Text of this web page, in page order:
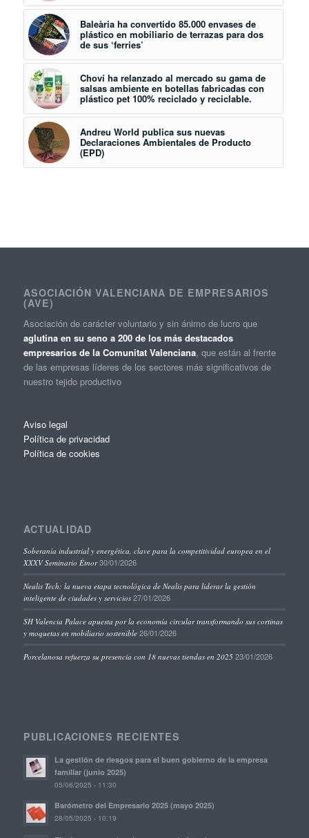
Baleària ha convertido 85.000 envases de
plástico en mobiliario de terrazas para dos
de sus ‘ferries’
Choví ha relanzado al mercado su gama de
salsas ambiente en botellas fabricadas con
plástico pet 100% reciclado y reciclable.
Andreu World publica sus nuevas
Declaraciones Ambientales de Producto
(EPD)
ASOCIACIÓN VALENCIANA DE EMPRESARIOS
(AVE)
Asociación de carácter voluntario y sin ánimo de lucro que
aglutina en su seno a 200 de los más destacados
empresarios de la Comunitat Valenciana, que están al frente
de las empresas líderes de los sectores más significativos de
nuestro tejido productivo
Aviso legal
Política de privacidad
Política de cookies
ACTUALIDAD
Soberanía industrial y energética, clave para la competitividad europea en el
XXXV Seminario Étnor 30/01/2026
Nealis Tech: la nueva etapa tecnológica de Nealis para liderar la gestión
inteligente de ciudades y servicios 27/01/2026
SH Valencia Palace apuesta por la economía circular transformando sus cortinas
y moquetas en mobiliario sostenible 26/01/2026
Porcelanosa refuerza su presencia con 18 nuevas tiendas en 2025 23/01/2026
PUBLICACIONES RECIENTES
La gestión de riesgos para el buen gobierno de la empresa
familiar (junio 2025)
05/06/2025 - 11:30
Barómetro del Empresario 2025 (mayo 2025)
28/05/2025 - 10:19